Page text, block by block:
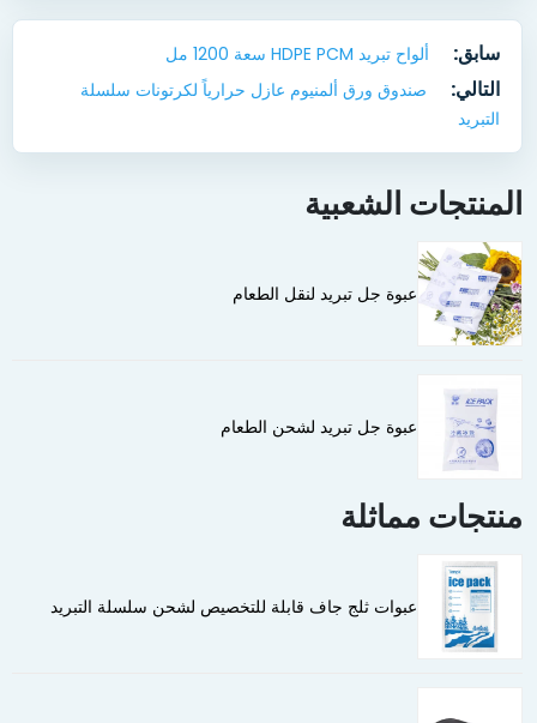
سابق: ألواح تبريد HDPE PCM سعة 1200 مل
التالي:
صندوق ورق ألمنيوم عازل حرارياً لكرتونات سلسلة
التبريد
المنتجات الشعبية
عبوة جل تبريد لنقل الطعام
عبوة جل تبريد لشحن الطعام
منتجات مماثلة
عبوات ثلج جاف قابلة للتخصيص لشحن سلسلة التبريد